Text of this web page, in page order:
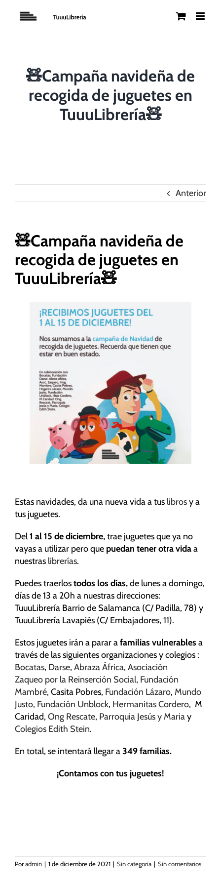
🧸Campaña navideña de
recogida de juguetes en
TuuuLibrería🧸
Anterior
🧸Campaña navideña de
recogida de juguetes en
TuuuLibrería🧸
Estas navidades, da una nueva vida a tus librosy a
tus juguetes.
Del1 al 15 de diciembre,trae juguetes que ya no
vayas a utilizar pero que puedan tener otra vidaa
nuestras librerías.
Puedes traerlostodos los días,de lunes a domingo,
días de 13 a 20h a nuestras direcciones:
TuuuLibrería Barrio de Salamanca (C/ Padilla, 78) y
TuuuLibrería Lavapiés (C/ Embajadores, 11).
Estos juguetes irán a parar afamilias vulnerables a
través de las siguientes organizaciones y colegios :
Bocatas, Darse, Abraza África, Asociación
Zaqueo por la Reinserción Social, Fundación
Mambré, Casita Pobres, Fundación Lázaro, Mundo
Justo, Fundación Unblock, Hermanitas Cordero, M
Caridad, Ong Rescate, Parroquia Jesús y Mariay
Colegios Edith Stein.
En total, se intentará llegar a349 familias.
¡Contamos con tus juguetes!
Poradmin | 1 de diciembre de 2021 | Sin categoría | Sin comentarios
Necesarias
opcionales.
Son
necesarias
para que
Estadísticas
Para que
podamos
mejorar la
funcionalidad
y estructura
web.
Experiencia
Para que
mejor posible
durante tu
visita. Si
rechaza estas
cookies,
funcionalidades
desaparecerán
de la web.
Marketing
Al compartir tus
intereses y
nuestro sitio,
posibilidad de